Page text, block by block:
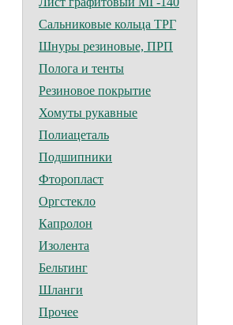
Сальниковые кольца ТРГ
Шнуры резиновые, ПРП
Полога и тенты
Резиновое покрытие
Хомуты рукавные
Полиацеталь
Подшипники
Фторопласт
Оргстекло
Капролон
Изолента
Бельтинг
Шланги
Прочее